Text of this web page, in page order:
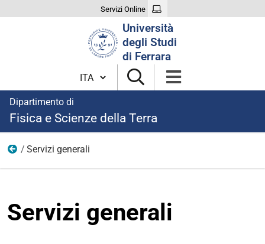
Servizi Online
Università
degli Studi
di Ferrara
Cambia lingua
Dipartimento di
Fisica e Scienze della Terra
Organizzazione
Servizi generali
Servizi generali